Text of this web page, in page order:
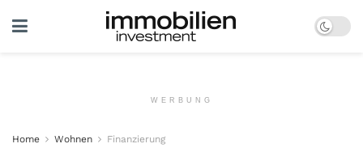
WERBUNG
Home Wohnen Finanzierung